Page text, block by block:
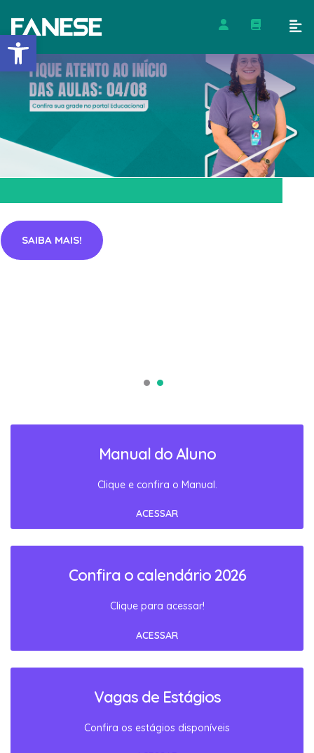
Barra de Ferramentas
SAIBA MAIS!
Manual do Aluno
Clique e confira o Manual.
ACESSAR
Confira o calendário 2026
Clique para acessar!
ACESSAR
Vagas de Estágios
Confira os estágios disponíveis